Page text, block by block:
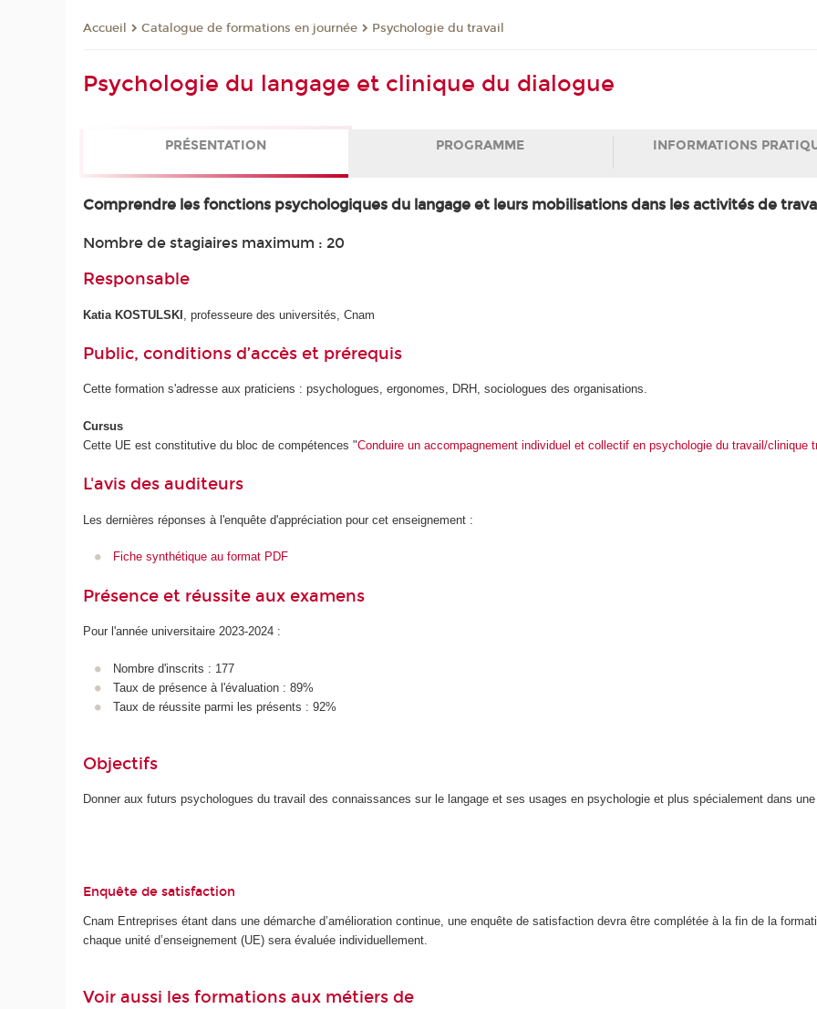
Accueil Catalogue de formations en journée Psychologie du travail
Psychologie du langage et clinique du dialogue
PRÉSENTATION PROGRAMME INFORMATIONS
Comprendre les fonctions psychologiques du langage et leurs mobilisations dans les activités de
Nombre de stagiaires maximum : 20
Responsable
Katia KOSTULSKI , professeure des universités, Cnam
Public, conditions d’accès et prérequis
Cette formation s'adresse aux praticiens : psychologues, ergonomes, DRH, sociologues des organisations.
Cursus
Cette UE est constitutive du bloc de compétences "Conduire un accompagnement individuel et collectif en psychologie du travail/clinique
L'avis des auditeurs
Les dernières réponses à l'enquête d'appréciation pour cet enseignement :
Fiche synthétique au format PDF
Présence et réussite aux examens
Pour l'année universitaire 2023-2024 :
Nombre d'inscrits : 177
Taux de présence à l'évaluation : 89%
Taux de réussite parmi les présents : 92%
Objectifs
Donner aux futurs psychologues du travail des connaissances sur le langage et ses usages en psychologie et plus spécialement dans
Enquête de satisfaction
Cnam Entreprises étant dans une démarche d’amélioration continue, une enquête de satisfaction devra être complétée à la fin de la
chaque unité d’enseignement (UE) sera évaluée individuellement.
Voir aussi les formations aux métiers de